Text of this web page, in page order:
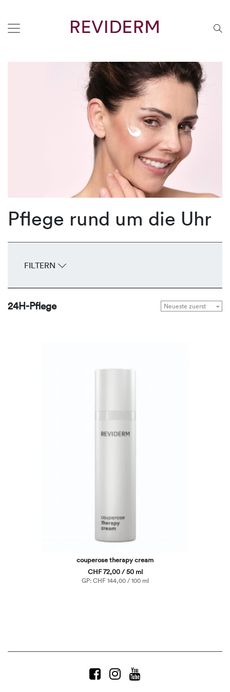
Pflege rund um die Uhr
FILTERN
24H-Pflege
couperose therapy cream
CHF 72,00 / 50 ml
GP: CHF 144,00 / 100 ml